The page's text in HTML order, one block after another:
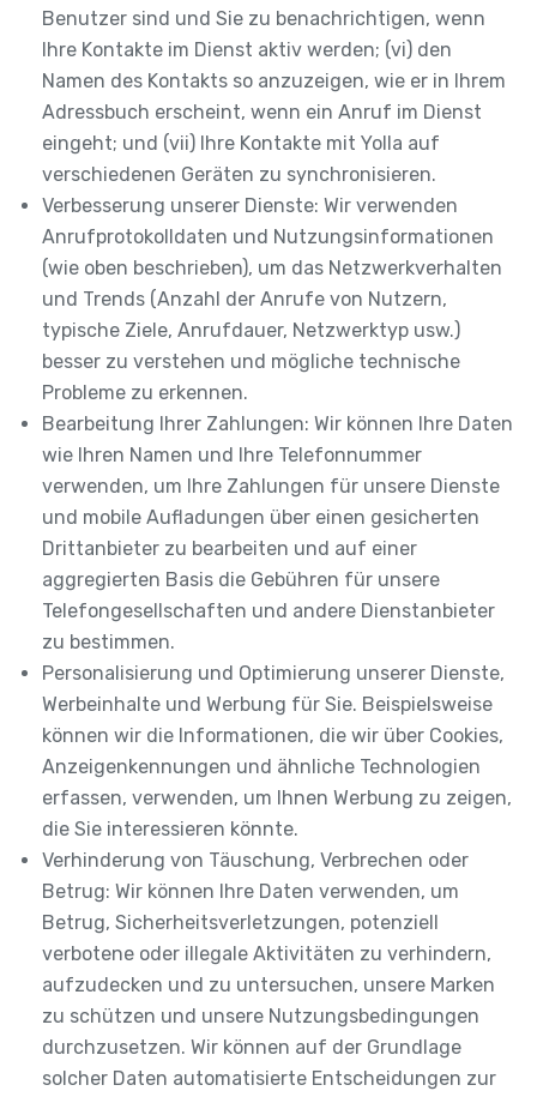
Benutzer sind und Sie zu benachrichtigen, wenn
Ihre Kontakte im Dienst aktiv werden; (vi) den
Namen des Kontakts so anzuzeigen, wie er in Ihrem
Adressbuch erscheint, wenn ein Anruf im Dienst
eingeht; und (vii) Ihre Kontakte mit Yolla auf
verschiedenen Geräten zu synchronisieren.
Verbesserung unserer Dienste: Wir verwenden
Anrufprotokolldaten und Nutzungsinformationen
(wie oben beschrieben), um das Netzwerkverhalten
und Trends (Anzahl der Anrufe von Nutzern,
typische Ziele, Anrufdauer, Netzwerktyp usw.)
besser zu verstehen und mögliche technische
Probleme zu erkennen.
Bearbeitung Ihrer Zahlungen: Wir können Ihre Daten
wie Ihren Namen und Ihre Telefonnummer
verwenden, um Ihre Zahlungen für unsere Dienste
und mobile Aufladungen über einen gesicherten
Drittanbieter zu bearbeiten und auf einer
aggregierten Basis die Gebühren für unsere
Telefongesellschaften und andere Dienstanbieter
zu bestimmen.
Personalisierung und Optimierung unserer Dienste,
Werbeinhalte und Werbung für Sie. Beispielsweise
können wir die Informationen, die wir über Cookies,
Anzeigenkennungen und ähnliche Technologien
erfassen, verwenden, um Ihnen Werbung zu zeigen,
die Sie interessieren könnte.
Verhinderung von Täuschung, Verbrechen oder
Betrug: Wir können Ihre Daten verwenden, um
Betrug, Sicherheitsverletzungen, potenziell
verbotene oder illegale Aktivitäten zu verhindern,
aufzudecken und zu untersuchen, unsere Marken
zu schützen und unsere Nutzungsbedingungen
durchzusetzen. Wir können auf der Grundlage
solcher Daten automatisierte Entscheidungen zur